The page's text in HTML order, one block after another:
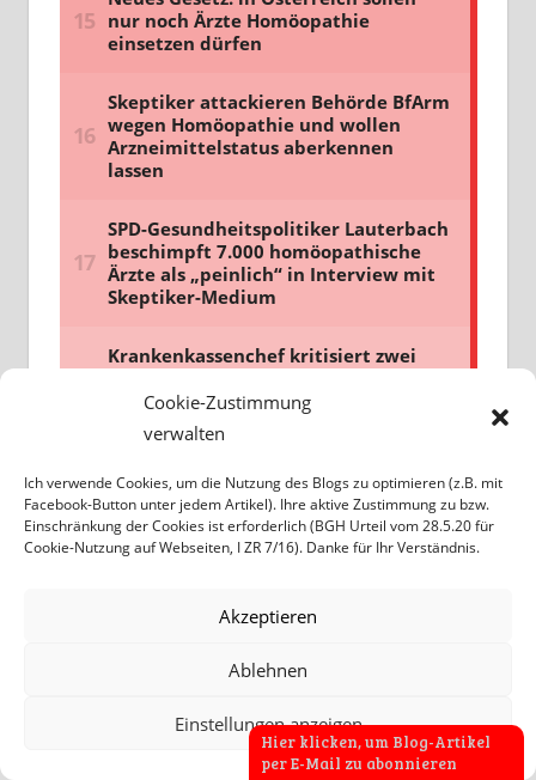
Cookie-Zustimmung
verwalten
Ich verwende Cookies, um die Nutzung des Blogs zu optimieren (z.B. mit
Facebook-Button unter jedem Artikel). Ihre aktive Zustimmung zu bzw.
Einschränkung der Cookies ist erforderlich (BGH Urteil vom 28.5.20 für
Cookie-Nutzung auf Webseiten, I ZR 7/16). Danke für Ihr Verständnis.
Akzeptieren
Ablehnen
Einstellungen anzeigen
Hier klicken, um Blog-Artikel
per E-Mail zu abonnieren